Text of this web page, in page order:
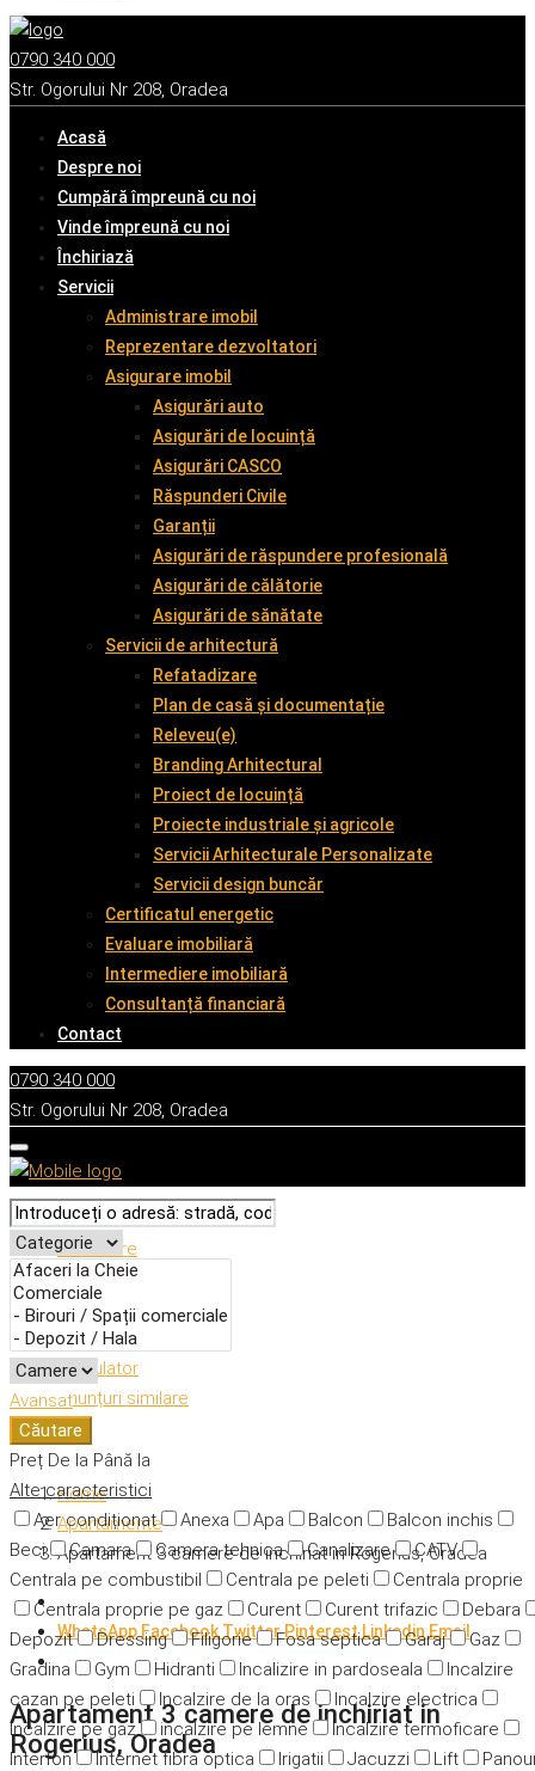
0790 340 000
Str. Ogorului Nr 208, Oradea
Acasă
Despre noi
Cumpără împreună cu noi
Vinde împreună cu noi
Închiriază
Servicii
Administrare imobil
Reprezentare dezvoltatori
Asigurare imobil
Asigurări auto
Asigurări de locuință
Asigurări CASCO
Răspunderi Civile
Garanții
Asigurări de răspundere profesională
Asigurări de călătorie
Asigurări de sănătate
Servicii de arhitectură
Refatadizare
Plan de casă și documentație
Releveu(e)
Branding Arhitectural
Proiect de locuință
Proiecte industriale și agricole
Servicii Arhitecturale Personalizate
Servicii design buncăr
Certificatul energetic
Evaluare imobiliară
Intermediere imobiliară
Consultanță financiară
Contact
0790 340 000
Str. Ogorului Nr 208, Oradea
Avansat
Căutare
Preț De la Până la
Alte caracteristici
Aer condiționat
Anexa Apa Balcon
Balcon inchis
Beci
Camara Camera tehnica Canalizare
CATV
Centrala pe combustibil
Centrala pe peleti
Centrala proprie
Centrala proprie pe gaz
Curent Curent trifazic
Debara
Depozit
Dressing Filigorie Fosa septica Garaj
Gaz
Gradina
Gym Hidranti Incalizire in pardoseala
Incalzire
cazan pe peleti
Incalzire de la oras
Incalzire electrica
Incalzire pe gaz
incalzire pe lemne
Incalzire termoficare
Interfon
Internet fibra optica Irigatii Jacuzzi Lift
Descriere
Caracteristici
Adresă
Detalii
Calculator
Anunțuri similare
Home
Apartamente
Apartament 3 camere de inchiriat in Rogerius, Oradea
WhatsApp Facebook TwitterPinterest Linkedin Email
Apartament 3 camere de inchiriat in
Rogerius, Oradea